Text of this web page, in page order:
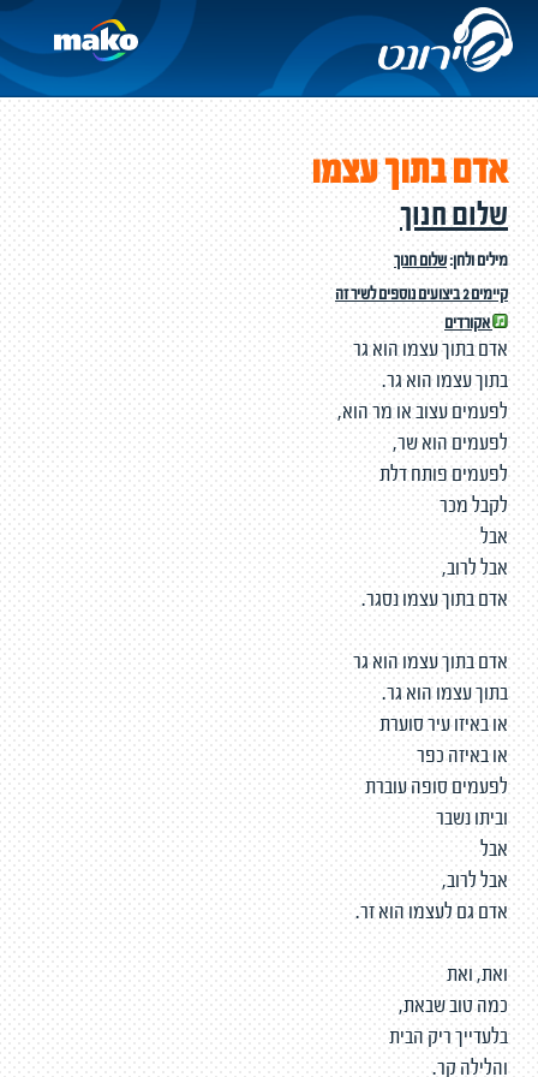
אדם בתוך עצמו
שלום חנוך
מילים ולחן:שלום חנוך
קיימים 2 ביצועים נוספים לשיר זה
אקורדים
אדם בתוך עצמו הוא גר
בתוך עצמו הוא גר.
לפעמים עצוב או מר הוא,
לפעמים הוא שר,
לפעמים פותח דלת
לקבל מכר
אבל
אבל לרוב,
אדם בתוך עצמו נסגר.
אדם בתוך עצמו הוא גר
בתוך עצמו הוא גר.
או באיזו עיר סוערת
או באיזה כפר
לפעמים סופה עוברת
וביתו נשבר
אבל
אבל לרוב,
אדם גם לעצמו הוא זר.
ואת, ואת
כמה טוב שבאת,
בלעדייך ריק הבית
והלילה קר.